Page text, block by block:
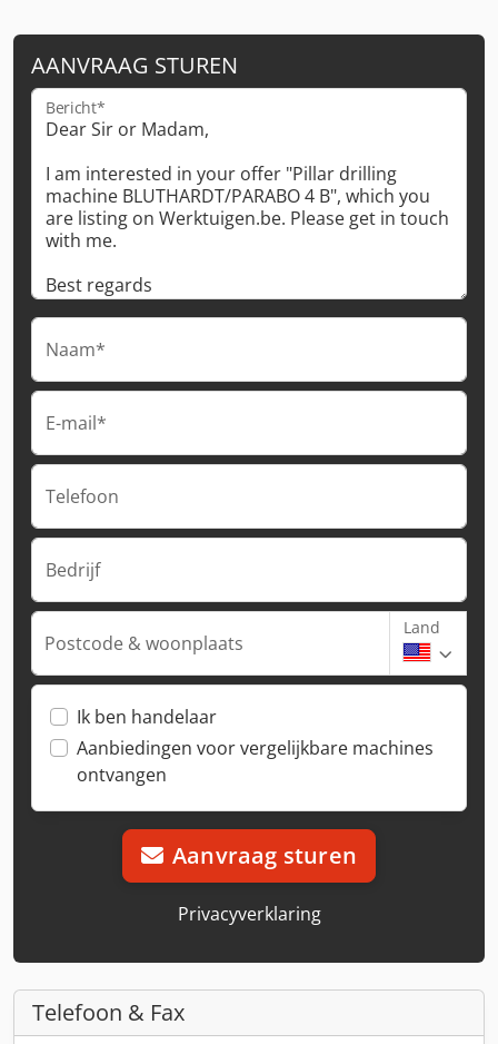
AANVRAAG STUREN
Bericht*
Naam*
E-mail*
Telefoon
Bedrijf
Postcode & woonplaats
Land
Ik ben handelaar
Aanbiedingen voor vergelijkbare machines
ontvangen
Aanvraag sturen
Privacyverklaring
Telefoon & Fax